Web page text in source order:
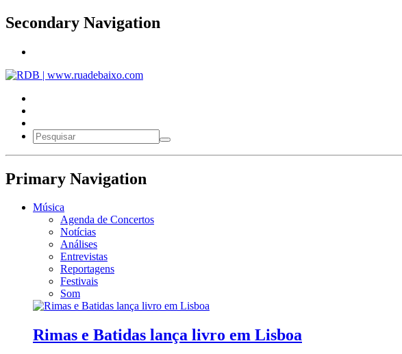
Secondary Navigation
Primary Navigation
Música
Agenda de Concertos
Notícias
Análises
Entrevistas
Reportagens
Festivais
Som
Rimas e Batidas lança livro em Lisboa